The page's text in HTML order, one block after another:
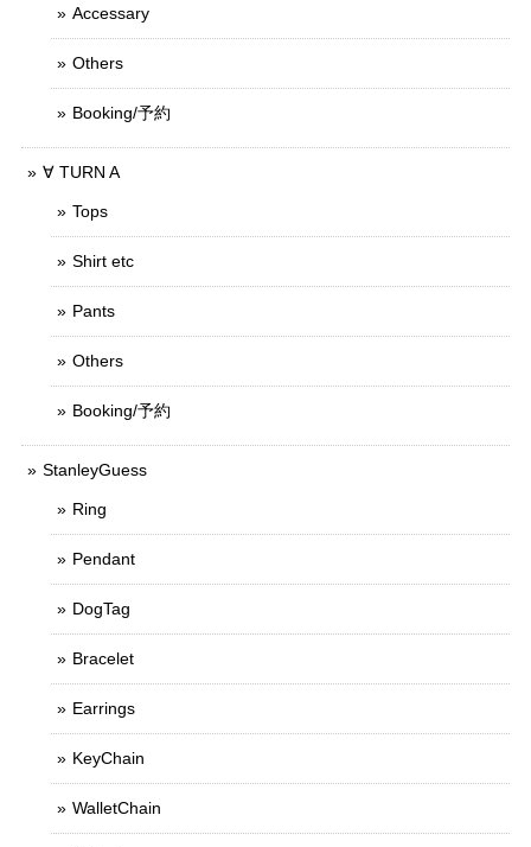
Accessary
Others
Booking/予約
∀ TURN A
Tops
Shirt etc
Pants
Others
Booking/予約
StanleyGuess
Ring
Pendant
DogTag
Bracelet
Earrings
KeyChain
WalletChain